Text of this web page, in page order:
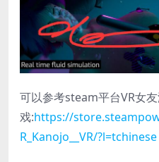
可以参考steam平台VR女
戏:https://
R_Kanojo__VR/?l=tchinese